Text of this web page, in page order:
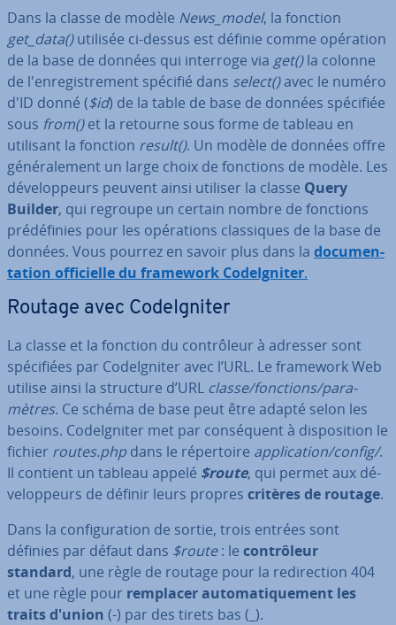
Dans la classe de modèle News_model, la fonction
get_data()utilisée ci-dessus est définie comme opération
de la base de données qui interroge via get()la colonne
de l'en­re­gis­tre­ment spécifié dans select()avec le numéro
d'ID donné ($id) de la table de base de données spécifiée
sous from()et la retourne sous forme de tableau en
utilisant la fonction result(). Un modèle de données offre
gé­né­ra­le­ment un large choix de fonctions de modèle. Les
dé­ve­lop­peurs peuvent ainsi utiliser la classe Query
Builder, qui regroupe un certain nombre de fonctions
pré­dé­fi­nies pour les opé­ra­tions clas­siques de la base de
données. Vous pourrez en savoir plus dans la do­cu­men­
ta­tion of­fi­cielle du framework Co­deIg­ni­ter.
Routage avec Co­deIg­ni­ter
La classe et la fonction du con­trô­leur à adresser sont
spé­ci­fiées par Co­deIg­ni­ter avec l’URL. Le framework Web
utilise ainsi la structure d’URL classe/fonctions/pa­ra­
mètres. Ce schéma de base peut être adapté selon les
besoins. Co­deIg­ni­ter met par con­sé­quent à dis­po­si­tion le
fichier routes.php dans le ré­per­toire ap­pli­ca­tion/config/.
Il contient un tableau appelé $route, qui permet aux dé­
ve­lop­peurs de définir leurs propres critères de routage.
Dans la con­fi­gu­ra­tion de sortie, trois entrées sont
définies par défaut dans $route: le con­trô­leur
standard, une règle de routage pour la re­di­rec­tion 404
et une règle pour remplacer au­to­ma­ti­que­ment les
traits d'union (-) par des tirets bas (_).